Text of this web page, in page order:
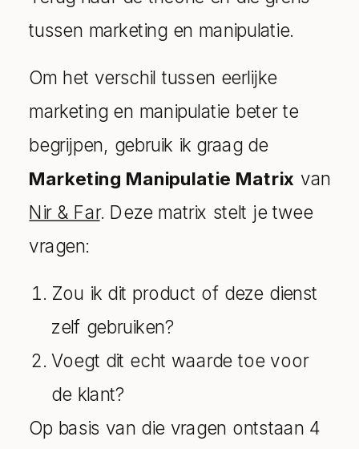
tussen marketing en manipulatie.
Om het verschil tussen eerlijke
marketing en manipulatie beter te
begrijpen, gebruik ik graag de
Marketing Manipulatie Matrix van
Nir & Far. Deze matrix stelt je twee
vragen:
Zou ik dit product of deze dienst
zelf gebruiken?
Voegt dit echt waarde toe voor
de klant?
Op basis van die vragen ontstaan 4